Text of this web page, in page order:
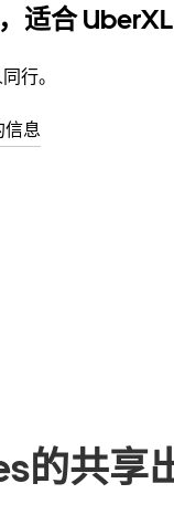
适合 UberXL
行。
信息
的共享